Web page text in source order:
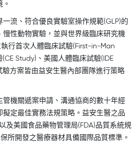
流、符合優良實驗室操作規範(GLP)的
慢性動物實驗，並與世界級臨床研究機
行首次人體臨床試驗(First-in-Man
Study)、美國人體臨床試驗(IDE
方案皆由益安生醫內部團隊進行策略
管機關遞案申請、溝通協商的數十年經
定最佳實務法規策略。益安生醫之品
及美國食品藥物管理局(FDA)品質系統規
所開發之醫療器材具備國際品質標準。